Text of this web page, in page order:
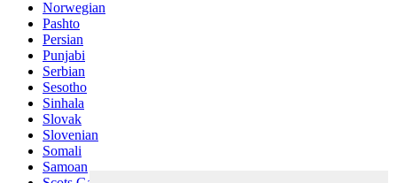
Norwegian
Pashto
Persian
Punjabi
Serbian
Sesotho
Sinhala
Slovak
Slovenian
Somali
Samoan